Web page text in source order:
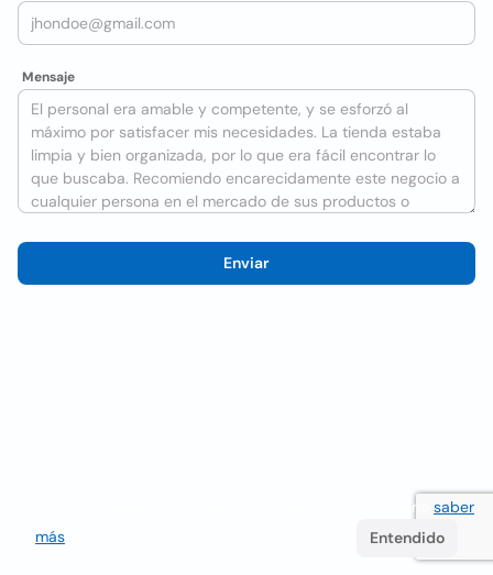
Mensaje
Enviar
Utilizamos cookies para mejorar la experiencia del usuario saber
más
Entendido